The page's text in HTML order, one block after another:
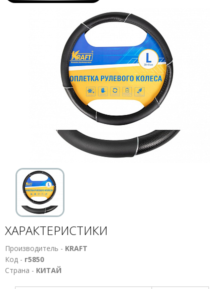
ХАРАКТЕРИСТИКИ
Производитель - KRAFT
Код - г5850
Страна - КИТАЙ